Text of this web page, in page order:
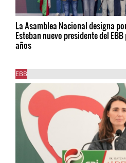
La Asamblea Nacional designa
Esteban nuevo presidente del
años
EBB